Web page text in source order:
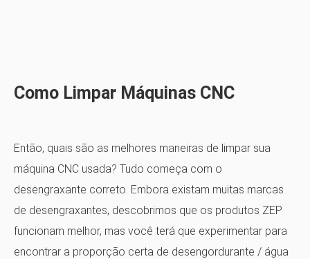
Como Limpar Máquinas CNC
Então, quais são as melhores maneiras de limpar sua
máquina CNC usada? Tudo começa com o
desengraxante correto. Embora existam muitas marcas
de desengraxantes, descobrimos que os produtos ZEP
funcionam melhor, mas você terá que experimentar para
encontrar a proporção certa de desengordurante / água